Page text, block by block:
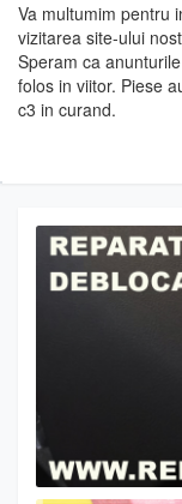
Va multumim pentru
vizitarea site-ului
Speram ca
folos in viitor. Piese
c3 in curand.